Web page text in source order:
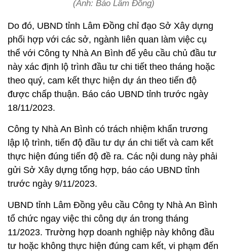
(Ảnh: Báo Lâm Đồng)
Do đó, UBND tỉnh Lâm Đồng chỉ đạo Sở Xây dựng
phối hợp với các sở, ngành liên quan làm việc cụ
thể với Công ty Nhà An Bình để yêu cầu chủ đầu tư
này xác định lộ trình đầu tư chi tiết theo tháng hoặc
theo quý, cam kết thực hiện dự án theo tiến độ
được chấp thuận. Báo cáo UBND tỉnh trước ngày
18/11/2023.
Công ty Nhà An Bình có trách nhiệm khẩn trương
lập lộ trình, tiến độ đầu tư dự án chi tiết và cam kết
thực hiện đúng tiến độ đề ra. Các nội dung này phải
gửi Sở Xây dựng tổng hợp, báo cáo UBND tỉnh
trước ngày 9/11/2023.
UBND tỉnh Lâm Đồng yêu cầu Công ty Nhà An Bình
tổ chức ngay việc thi công dự án trong tháng
11/2023. Trường hợp doanh nghiệp này không đầu
tư hoặc không thực hiện đúng cam kết, vi phạm đến